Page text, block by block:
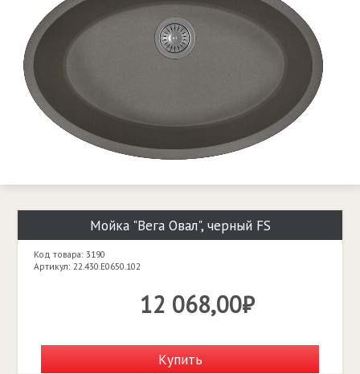
Мойка "Вега Овал", черный FS
Код товара: 3190
Артикул: 22.430.E0650.102
12 068,00₽
Купить